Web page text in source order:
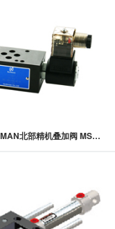
NORTHMAN北部精机叠加阀 MSC-02,03系列叠加式电控单向阀